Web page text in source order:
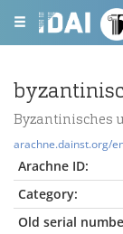
Byzantinisches
arachne.dainst.org/
Arachne ID:
Category:
Old serial